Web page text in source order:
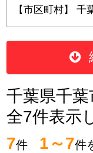
【市区町村】 千
千葉県千
全7件表示
7件 1～7件